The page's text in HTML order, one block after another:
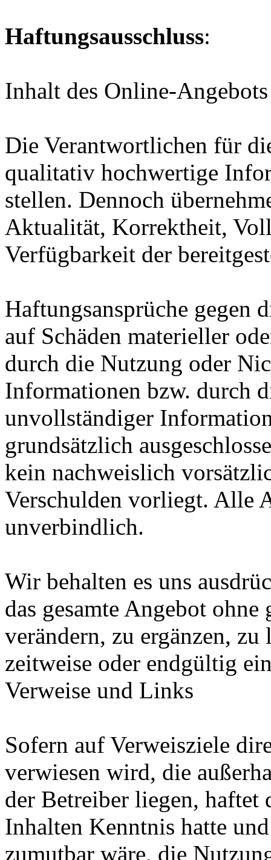
Haftungsausschluss:
Inhalt des Online-Angebots
Die Verantwortlichen für
qualitativ hochwertige
stellen. Dennoch
Aktualität, Korrektheit,
Verfügbarkeit der
Haftungsansprüche gegen
auf Schäden materieller
durch die Nutzung oder
Informationen bzw. durch
unvollständiger
grundsätzlich
kein nachweislich
Verschulden vorliegt. Alle
unverbindlich.
Wir behalten es uns
das gesamte Angebot
verändern, zu ergänzen,
zeitweise oder endgültig
Verweise und Links
Sofern auf Verweisziele
verwiesen wird, die
der Betreiber liegen, haftet
Inhalten Kenntnis hatte
zumutbar wäre, die